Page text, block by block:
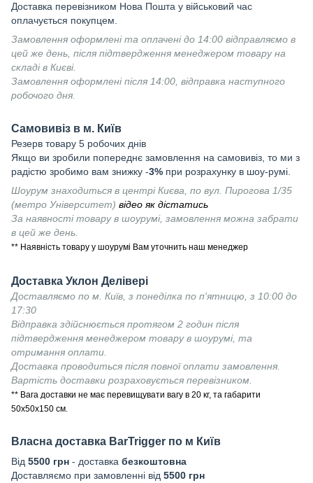
Доставка перевізником Нова Пошта у військовий час
оплачується покупцем.
Замовлення оформлені та оплачені до 14:00 відправляємо в
цей же день, після підтвердження менеджером товару на
складі в Києві.
Замовлення оформлені після 14:00, відправка наступного
робочого дня.
Самовивіз в м. Київ
Резерв товару 5 робочих днів
Якщо ви зробили попереднє замовлення на самовивіз, то ми з
радістю зробимо вам знижку -3% при розрахунку в шоу-румі.
Шоурум знаходиться в центрі Києва, по вул. Пирогова 1/35
(метро Університет) відео як дістатись
За наявності товару в шоурумі, замовлення можна забрати
в цей же день.
** Наявність товару у шоурумі Вам уточнить наш менеджер
Доставка Уклон Делівері
Доставляємо по м. Київ, з понеділка по п'ятницю, з 10:00 до
17:30
Відправка здійснюється протягом 2 годин після
підтвердження менеджером товару в шоурумі, та
отримання оплати.
Доставка проводиться після повної оплати замовлення.
Вартість доставки розраховується перевізником.
** Вага доставки не має перевищувати вагу в 20 кг, та габарити
50х50х150 см.
Власна доставка BarTrigger по м Київ
Від 5500 грн - доставка безкоштовна
Доставляємо при замовленні від 5500 грн